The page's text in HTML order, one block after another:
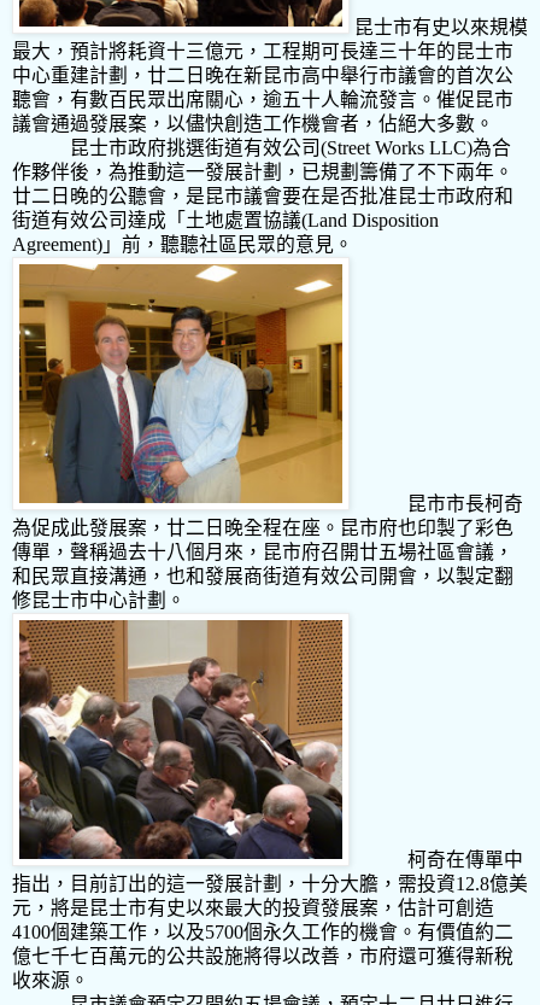
昆士市有史以來規模
最大，預計將耗資十三億元，工程期可長達三十年的昆士市
中心重建計劃，廿二日晚在新昆市高中舉行市議會的首次公
聽會，有數百民眾出席關心，逾五十人輪流發言。催促昆市
議會通過發展案，以儘快創造工作機會者，佔絕大多數。
昆士市政府挑選街道有效公司(Street Works LLC)為合
作夥伴後，為推動這一發展計劃，已規劃籌備了不下兩年。
廿二日晚的公聽會，是昆市議會要在是否批准昆士市政府和
街道有效公司達成「土地處置協議(Land Disposition
Agreement) 」前，聽聽社區民眾的意見。
昆市市長柯奇
為促成此發展案，廿二日晚全程在座。昆市府也印製了彩色
傳單，聲稱過去十八個月來，昆市府召開廿五場社區會議，
和民眾直接溝通，也和發展商街道有效公司開會，以製定翻
修昆士市中心計劃。
柯奇在傳單中
指出，目前訂出的這一發展計劃，十分大膽，需投資12.8億美
元，將是昆士市有史以來最大的投資發展案，估計可創造
4100個建築工作，以及5700個永久工作的機會。有價值約二
億七千七百萬元的公共設施將得以改善，市府還可獲得新稅
收來源。